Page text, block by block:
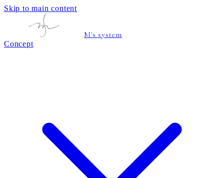
Skip to main content
M's system
Concept